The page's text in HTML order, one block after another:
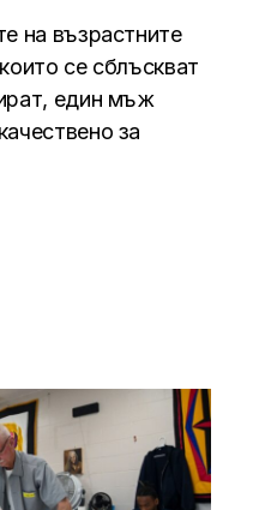
на възрастните
се сблъскват
един мъж
за